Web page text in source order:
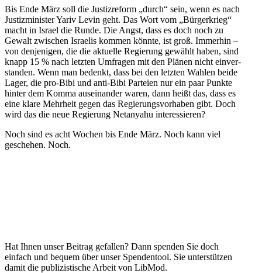
Bis Ende März soll die Justiz­reform „durch“ sein, wenn es nach
Justiz­mi­nister Yariv Levin geht. Das Wort vom „Bürger­krieg“
macht in Israel die Runde. Die Angst, dass es doch noch zu
Gewalt zwischen Israelis kommen könnte, ist groß. Immerhin –
von denje­nigen, die die aktuelle Regierung gewählt haben, sind
knapp 15 % nach letzten Umfragen mit den Plänen nicht einver­
standen. Wenn man bedenkt, dass bei den letzten Wahlen beide
Lager, die pro-Bibi und anti-Bibi Parteien nur ein paar Punkte
hinter dem Komma ausein­ander waren, dann heißt das, dass es
eine klare Mehrheit gegen das Regie­rungs­vor­haben gibt. Doch
wird das die neue Regierung Netanyahu interessieren?
Noch sind es acht Wochen bis Ende März. Noch kann viel
geschehen. Noch.
Hat Ihnen unser Beitrag gefallen? Dann spenden Sie doch
einfach und bequem über unser Spendentool. Sie unter­stützen
damit die publi­zis­tische Arbeit von LibMod.